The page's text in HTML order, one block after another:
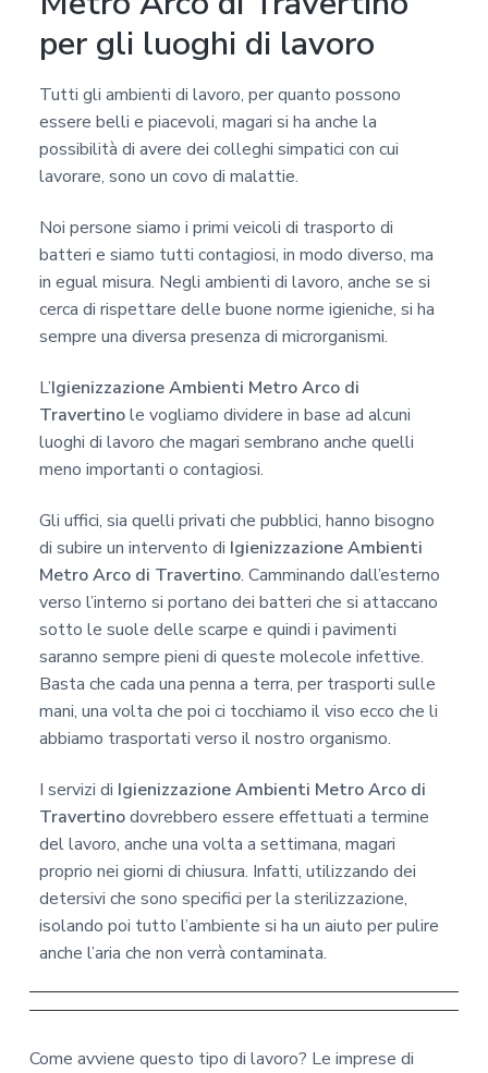
per gli luoghi di lavoro
Tutti gli ambienti di lavoro, per quanto possono
essere belli e piacevoli, magari si ha anche la
possibilità di avere dei colleghi simpatici con cui
lavorare, sono un covo di malattie.
Noi persone siamo i primi veicoli di trasporto di
batteri e siamo tutti contagiosi, in modo diverso, ma
in egual misura. Negli ambienti di lavoro, anche se si
cerca di rispettare delle buone norme igieniche, si ha
sempre una diversa presenza di microrganismi.
L’Igienizzazione Ambienti Metro Arco di
Travertinole vogliamo dividere in base ad alcuni
luoghi di lavoro che magari sembrano anche quelli
meno importanti o contagiosi.
Gli uffici, sia quelli privati che pubblici, hanno bisogno
di subire un intervento di Igienizzazione Ambienti
Metro Arco di Travertino. Camminando dall’esterno
verso l’interno si portano dei batteri che si attaccano
sotto le suole delle scarpe e quindi i pavimenti
saranno sempre pieni di queste molecole infettive.
Basta che cada una penna a terra, per trasporti sulle
mani, una volta che poi ci tocchiamo il viso ecco che li
abbiamo trasportati verso il nostro organismo.
I servizi di Igienizzazione Ambienti Metro Arco di
Travertinodovrebbero essere effettuati a termine
del lavoro, anche una volta a settimana, magari
proprio nei giorni di chiusura. Infatti, utilizzando dei
detersivi che sono specifici per la sterilizzazione,
isolando poi tutto l’ambiente si ha un aiuto per pulire
anche l’aria che non verrà contaminata.
Come avviene questo tipo di lavoro? Le imprese di